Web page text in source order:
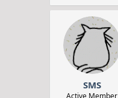
SMS
Active Member